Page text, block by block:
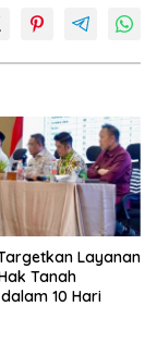
Layanan
Tanah
10 Hari